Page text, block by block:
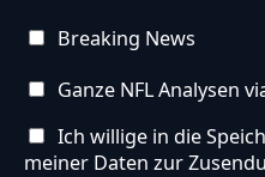
Breaking News
Ganze NFL Analysen
Ich willige in die
meiner Daten zur